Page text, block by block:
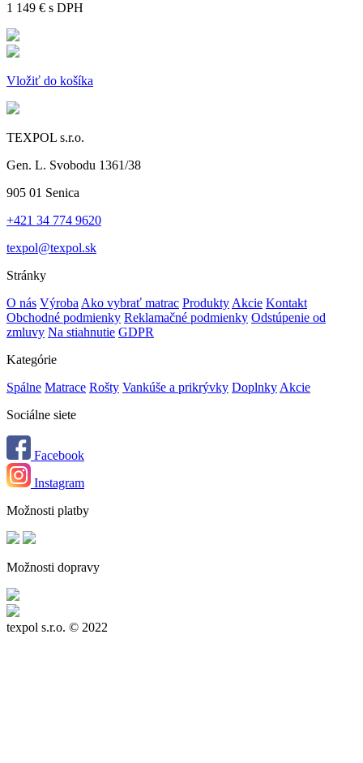
1 149 € s DPH
Vložiť do košíka
TEXPOL s.r.o.
Gen. L. Svobodu 1361/38
905 01 Senica
+421 34 774 9620
texpol@texpol.sk
Stránky
O nás Výroba Ako vybrať matrac Produkty Akcie Kontakt
Obchodné podmienky Reklamačné podmienky Odstúpenie od
zmluvy Na stiahnutie GDPR
Kategórie
Spálne Matrace Rošty Vankúše a prikrývky Doplnky Akcie
Sociálne siete
Facebook
Instagram
Možnosti platby
Možnosti dopravy
texpol s.r.o. © 2022